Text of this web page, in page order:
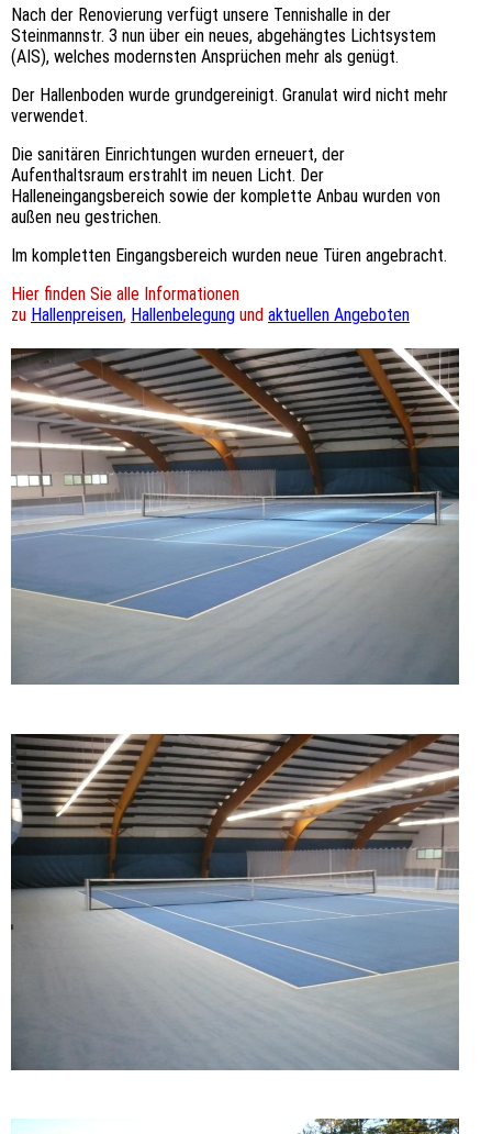
Nach der Renovierung verfügt unsere Tennishalle in der
Steinmannstr. 3 nun über ein neues, abgehängtes Lichtsystem
(AIS), welches modernsten Ansprüchen mehr als genügt.
Der Hallenboden wurde grundgereinigt. Granulat wird nicht mehr
verwendet.
Die sanitären Einrichtungen wurden erneuert, der
Aufenthaltsraum erstrahlt im neuen Licht. Der
Halleneingangsbereich sowie der komplette Anbau wurden von
außen neu gestrichen.
Im kompletten Eingangsbereich wurden neue Türen angebracht.
Hier finden Sie alle Informationen
zu Hallenpreisen, Hallenbelegung und aktuellen Angeboten